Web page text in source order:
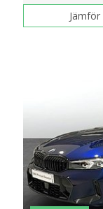
klickar du på
inställningar för
Jämför